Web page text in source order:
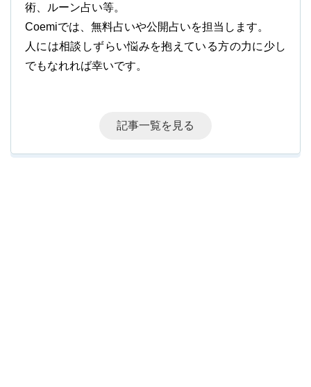
術、ルーン占い等。
Coemiでは、無料占いや公開占いを担当します。
人には相談しずらい悩みを抱えている方の力に少し
でもなれれば幸いです。
記事一覧を見る